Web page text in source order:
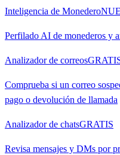
Inteligencia de Monedero
Perfilado AI de monederos y
Analizador de correos
Comprueba si un correo
pago o devolución de llamada
Analizador de chatsGRATIS
Revisa mensajes y DMs por